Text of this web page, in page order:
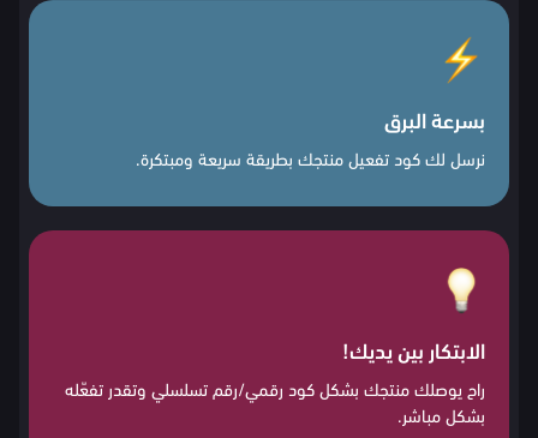
بسرعة البرق
نرسل لك كود تفعيل منتجك بطريقة سريعة ومبتكرة.
الابتكار بين يديك!
راح يوصلك منتجك بشكل كود رقمي/رقم تسلسلي وتقدر تفعّله
بشكل مباشر.